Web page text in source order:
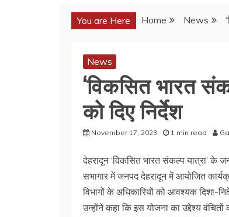
You are Here Home News
News
‘विकसित भारत
को दिए निर्देश
November 17, 2023 1 min read
देहरादून ‘विकसित भारत संकल्प यात्रा’ के
सभागार में जनपद देहरादून में आयोजित
विभागों के अधिकारियों को आवश्यक दिशा-
उन्होंने कहा कि इस योजना का उद्देश्य